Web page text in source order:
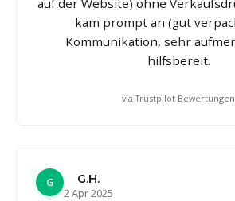
kam prompt an (gut
Kommunikation, sehr
hilfsbereit.
via Trustpilot Bewertungen
G
G.H.
2 Apr 2025